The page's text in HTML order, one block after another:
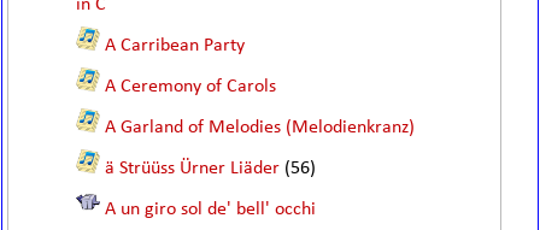
in C
A Carribean Party
A Ceremony of Carols
A Garland of Melodies (Melodienkranz)
ä Strüüss Ürner Liäder (56)
A un giro sol de' bell' occhi